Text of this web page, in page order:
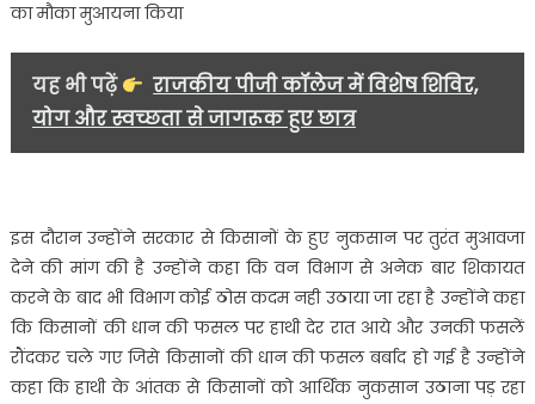
का मौका मुआयना किया
यह भी पढ़ें
राजकीय पीजी कॉलेज में विशेष शिविर,
योग और स्वच्छता से जागरूक हुए छात्र
इस दौरान उन्होंने सरकार से किसानों के हुए नुकसान पर तुरंत मुआवजा
देने की मांग की है उन्होंने कहा कि वन विभाग से अनेक बार शिकायत
करने के बाद भी विभाग कोई ठोस कदम नही उठाया जा रहा है उन्होंने कहा
कि किसानों की धान की फसल पर हाथी देर रात आये और उनकी फसलें
रौंदकर चले गए जिसे किसानों की धान की फसल बर्बाद हो गई है उन्होंने
कहा कि हाथी के आंतक से किसानों को आर्थिक नुकसान उठाना पड़ रहा